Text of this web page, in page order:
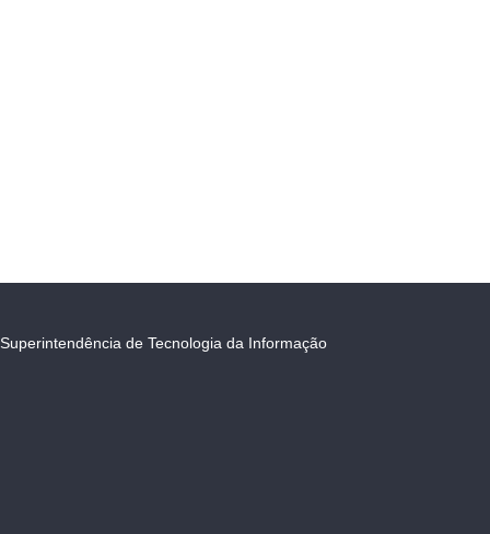
Superintendência de Tecnologia da Informação